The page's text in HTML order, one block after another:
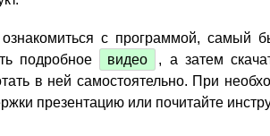
с программой, самый
подробное
видео , а затем
в ней самостоятельно. При
презентацию или почитайте